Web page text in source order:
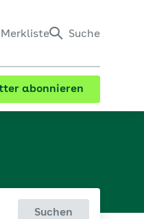
Merkliste Suche
abonnieren
Suchen